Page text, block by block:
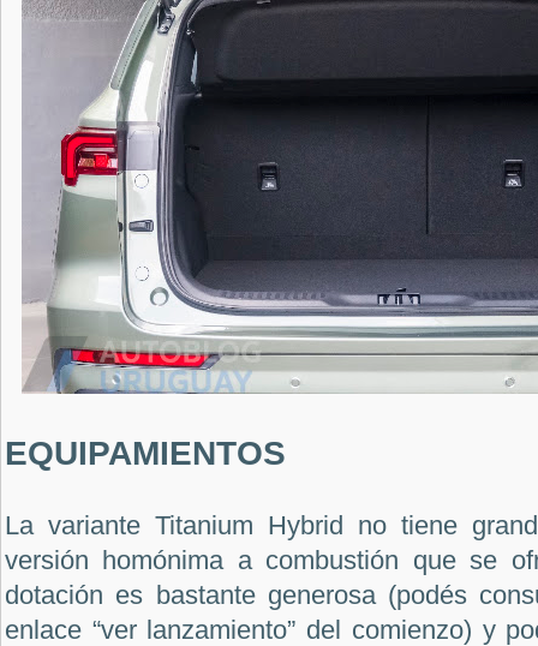
EQUIPAMIENTOS
La variante Titanium Hybrid no tiene
versión homónima a combustión que se
dotación es bastante generosa (podés
enlace “ver lanzamiento” del comienzo) y